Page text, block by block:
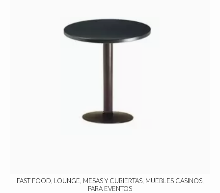
FAST FOOD, LOUNGE, MESAS Y CUBIERTAS, MUEBLES CASINOS,
PARA EVENTOS